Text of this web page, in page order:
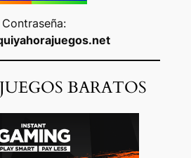
Contraseña:
BARATOS